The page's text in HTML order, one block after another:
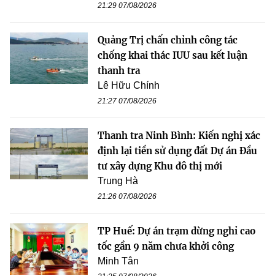
21:29 07/08/2026
Quảng Trị chấn chỉnh công tác
chống khai thác IUU sau kết luận
thanh tra
Lê Hữu Chính
21:27 07/08/2026
Thanh tra Ninh Bình: Kiến nghị xác
định lại tiền sử dụng đất Dự án Đầu
tư xây dựng Khu đô thị mới
Trung Hà
21:26 07/08/2026
TP Huế: Dự án trạm dừng nghỉ cao
tốc gần 9 năm chưa khởi công
Minh Tân